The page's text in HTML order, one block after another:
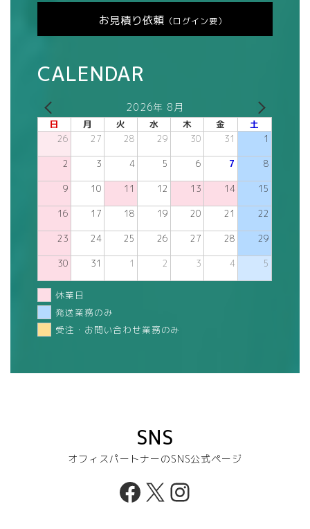
お見積り依頼 （ログイン要）
CALENDAR
2026年 8月
日 月 火 水 木 金 土
26 27 28 29 30 31 1
2 3 4 5 6 7 8
9 10 11 12 13 14 15
16 17 18 19 20 21 22
23 24 25 26 27 28 29
30 31 1 2 3 4 5
休業日
発送業務のみ
受注・お問い合わせ業務のみ
SNS
オフィスパートナーのSNS公式ページ
Facebook
X Instagram